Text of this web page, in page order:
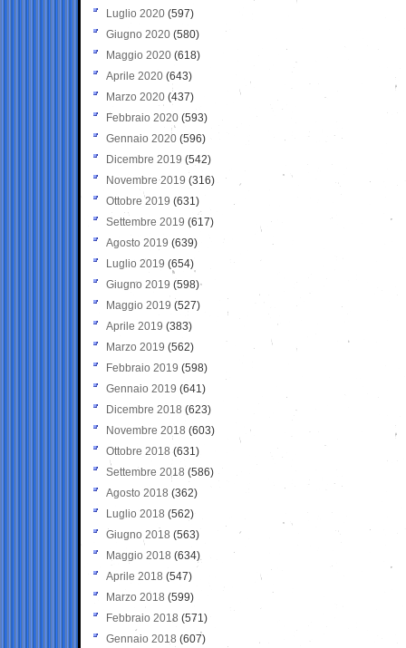
Luglio 2020 (597)
Giugno 2020 (580)
Maggio 2020 (618)
Aprile 2020 (643)
Marzo 2020 (437)
Febbraio 2020 (593)
Gennaio 2020 (596)
Dicembre 2019 (542)
Novembre 2019 (316)
Ottobre 2019 (631)
Settembre 2019 (617)
Agosto 2019 (639)
Luglio 2019 (654)
Giugno 2019 (598)
Maggio 2019 (527)
Aprile 2019 (383)
Marzo 2019 (562)
Febbraio 2019 (598)
Gennaio 2019 (641)
Dicembre 2018 (623)
Novembre 2018 (603)
Ottobre 2018 (631)
Settembre 2018 (586)
Agosto 2018 (362)
Luglio 2018 (562)
Giugno 2018 (563)
Maggio 2018 (634)
Aprile 2018 (547)
Marzo 2018 (599)
Febbraio 2018 (571)
Gennaio 2018 (607)